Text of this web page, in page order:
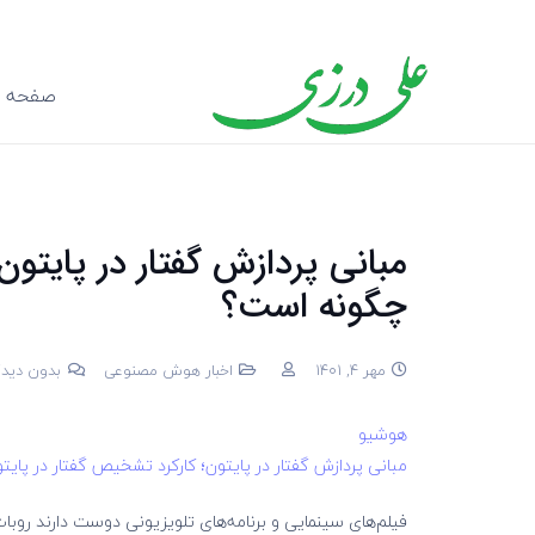
صفحه
مبانی پردازش گفتار در
چگونه است؟
مهر 4, 1401 اخبار هوش مصنوعی بدون
هوشیو
مبانی پردازش گفتار در پایتون؛ کارکرد تشخیص گفتار در
فیلم‌های سینمایی و برنامه‌های تلویزیونی دوست دارند